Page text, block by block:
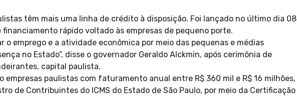
têm mais uma linha de crédito à disposição. Foi lançado no último dia 08
rápido voltado às empresas de pequeno porte.
o emprego e a atividade econômica por meio das pequenas e médias
no Estado”, disse o governador Geraldo Alckmin, após cerimônia de
capital paulista.
empresas paulistas com faturamento anual entre R$ 360 mil e R$ 16 milhões,
de Contribuintes do ICMS do Estado de São Paulo, por meio da Certificação